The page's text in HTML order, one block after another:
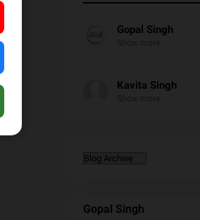
Gopal Singh
Kavita Singh
Gopal Singh